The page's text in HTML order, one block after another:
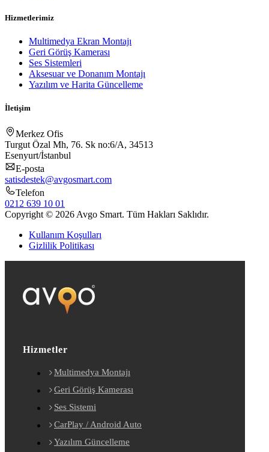
Hizmetlerimiz
Multimedya Ekran Montajı
Geri Görüş Kamerası
Ses Sistemleri
Aksesuar ve Donanım Montajı
Yazılım ve Harita Güncelleme
İletişim
Merkez Ofis
Turgut Özal Mh, 76. Sk no:6/A, 34513
Esenyurt/İstanbul
E-posta
satisdestek@avgosmart.com
Telefon
0212 639 10 01
Copyright © 2026 Avgo Smart. Tüm Hakları Saklıdır.
Kullanım Koşulları
Gizlilik Politikası
Hizmetler
Multimedya Montajı
Geri Görüş Kamerası
Ses Sistemi
CarPlay / Android Auto
Yazılım Güncelleme